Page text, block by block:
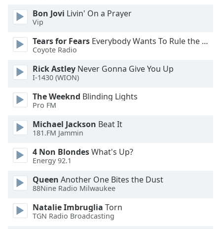
Edge
Style
Font
Family
Reset
Done
Modal
Dialog
dialog
window.
Bon Jovi Livin' On a Prayer
Vip
Tears for Fears Everybody Wants To Rule the World
Coyote Radio
Rick Astley Never Gonna Give You Up
I-1430 (WION)
The Weeknd Blinding Lights
Pro FM
Michael Jackson Beat It
181.FM Jammin
4 Non BlondesWhat's Up?
Energy 92.1
Queen Another One Bites the Dust
88Nine Radio Milwaukee
Natalie Imbruglia Torn
TGN Radio Broadcasting